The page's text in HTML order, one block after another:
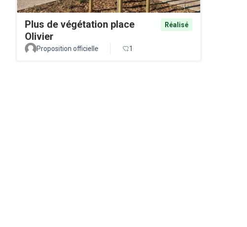
Plus de végétation place
Olivier
Réalisé
Proposition officielle 1